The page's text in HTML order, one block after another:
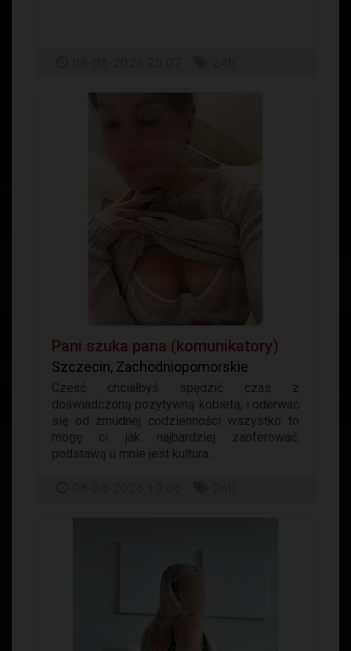
Pani szuka pana (komunikatory)
Szczecin, Zachodniopomorskie
Cześć chciałbyś spędzić czas z
doświadczoną pozytywną kobietą, i oderwać
się od żmudnej codzienności wszystko to
mogę ci jak najbardziej zaoferować,
podstawą u mnie jest kultura...